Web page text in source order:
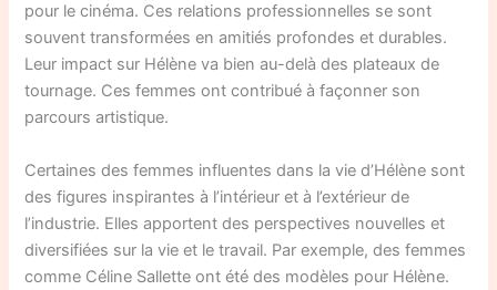
pour le cinéma. Ces relations professionnelles se sont
souvent transformées en amitiés profondes et durables.
Leur impact sur Hélène va bien au-delà des plateaux de
tournage. Ces femmes ont contribué à façonner son
parcours artistique.
Certaines des femmes influentes dans la vie d’Hélène sont
des figures inspirantes à l’intérieur et à l’extérieur de
l’industrie. Elles apportent des perspectives nouvelles et
diversifiées sur la vie et le travail. Par exemple, des femmes
comme Céline Sallette ont été des modèles pour Hélène.